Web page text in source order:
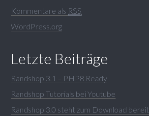
Kommentare als RSS
WordPress.org
Letzte Beiträge
Randshop 3.1 – PHP8 Ready
Randshop Tutorials bei Youtube
Randshop 3.0 steht zum Download bereit